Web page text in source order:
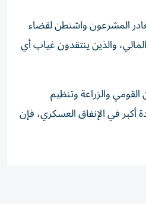
المشرعون واشنطن لقضاء
والذين ينتقدون غياب أي
والزراعة وتنظيم
أكبر في الإنفاق العسكري، فإن